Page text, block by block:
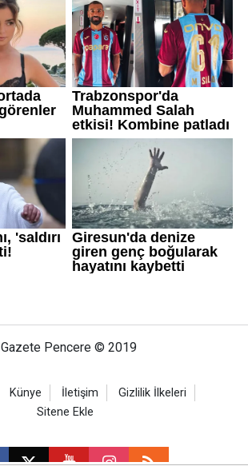
Gazete Pencere © 2019
Künye İletişim
Gizlilik İlkeleri
Sitene Ekle